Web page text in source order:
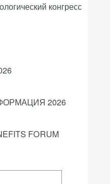
конгресс
2026
FORUM